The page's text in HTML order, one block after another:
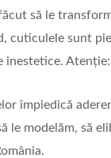
să le
cuticulele sunt
inestetice.
împiedică
le modelăm, să